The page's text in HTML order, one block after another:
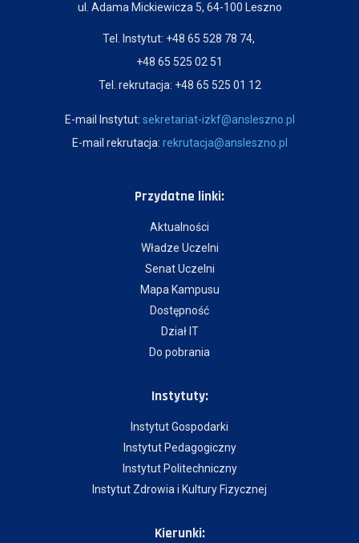
ul. Adama Mickiewicza 5, 64-100 Leszno
Tel. Instytut: +48 65 528 78 74,
+48 65 525 02 51
Tel. rekrutacja: +48 65 525 01 12
E-mail Instytut: sekretariat-izkf@ansleszno.pl
E-mail rekrutacja: rekrutacja@ansleszno.pl
Przydatne linki:
Aktualności
Władze Uczelni
Senat Uczelni
Mapa Kampusu
Dostępność
Dział IT
Do pobrania
Instytuty:
Instytut Gospodarki
Instytut Pedagogiczny
Instytut Politechniczny
Instytut Zdrowia i Kultury Fizycznej
Kierunki: